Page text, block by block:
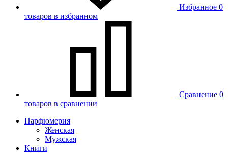
Избранное 0
товаров в избранном
Сравнение 0
товаров в сравнении
Парфюмерия
Женская
Мужская
Книги